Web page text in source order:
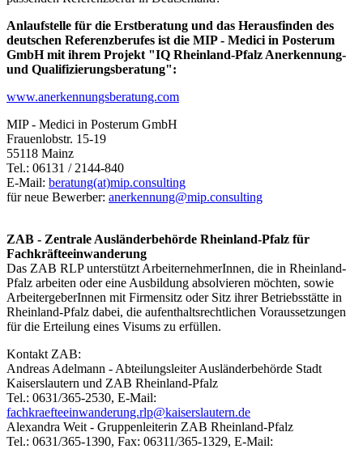
Anlaufstelle für die Erstberatung und das Herausfinden des
deutschen Referenzberufes ist die MIP - Medici in Posterum
GmbH mit ihrem Projekt "IQ Rheinland-Pfalz Anerkennung-
und Qualifizierungsberatung":
www.anerkennungsberatung.com
MIP - Medici in Posterum GmbH
Frauenlobstr. 15-19
55118 Mainz
Tel.: 06131 / 2144-840
E-Mail: beratung(at)mip.consulting
für neue Bewerber: anerkennung@mip.consulting
ZAB - Zentrale Ausländerbehörde Rheinland-Pfalz für
Fachkräfteeinwanderung
Das ZAB RLP unterstützt ArbeiternehmerInnen, die in Rheinland-
Pfalz arbeiten oder eine Ausbildung absolvieren möchten, sowie
ArbeitergeberInnen mit Firmensitz oder Sitz ihrer Betriebsstätte in
Rheinland-Pfalz dabei, die aufenthaltsrechtlichen Voraussetzungen
für die Erteilung eines Visums zu erfüllen.
Kontakt ZAB:
Andreas Adelmann - Abteilungsleiter Ausländerbehörde Stadt
Kaiserslautern und ZAB Rheinland-Pfalz
Tel.: 0631/365-2530, E-Mail:
fachkraefteeinwanderung.rlp@kaiserslautern.de
Alexandra Weit - Gruppenleiterin ZAB Rheinland-Pfalz
Tel.: 0631/365-1390, Fax: 06311/365-1329, E-Mail: